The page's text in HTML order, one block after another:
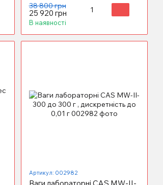
38 800 грн
25 920 грн
В наявності
Артикул: 002982